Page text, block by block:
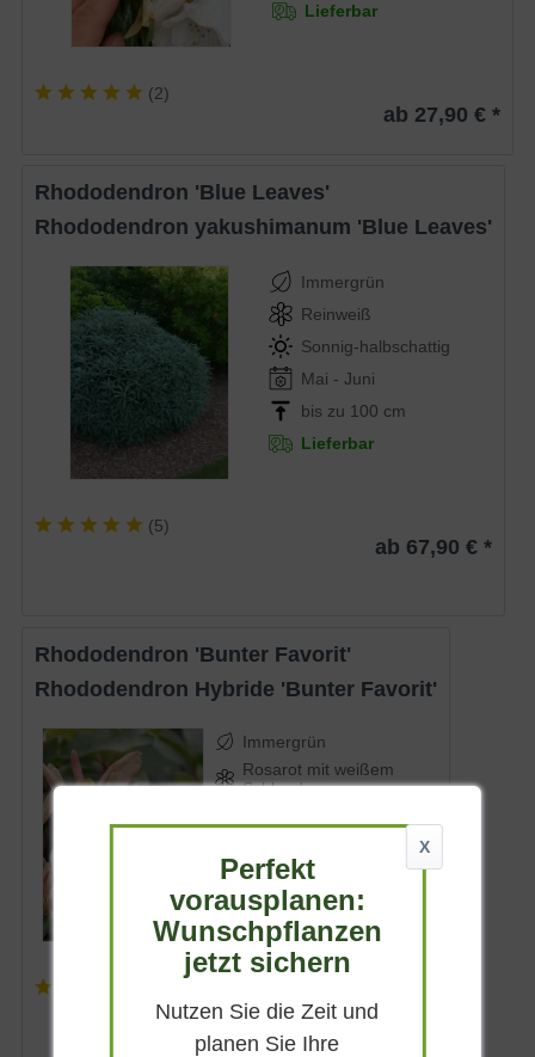
Lieferbar
(2)
ab 27,90 € *
Rhododendron 'Blue Leaves'
Rhododendron yakushimanum 'Blue Leaves'
Immergrün
Reinweiß
Sonnig-halbschattig
Mai - Juni
bis zu 100 cm
Lieferbar
(5)
ab 67,90 € *
Rhododendron 'Bunter Favorit'
Rhododendron Hybride 'Bunter Favorit'
Immergrün
Rosarot mit weißem
Schlund
bis 120 cm
Lieferbar
ab 42,90 € *
X
Perfekt
vorausplanen:
Wunschpflanzen
jetzt sichern
Nutzen Sie die Zeit und
planen Sie Ihre